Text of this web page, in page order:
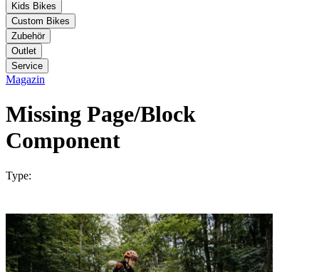
Kids Bikes
Custom Bikes
Zubehör
Outlet
Service
Magazin
Missing Page/Block
Component
Type: